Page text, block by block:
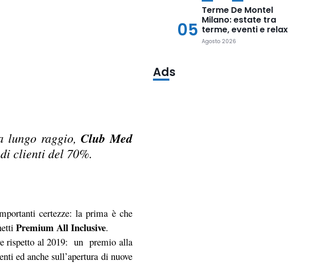
lungo raggio,Club Med
clienti del 70%.
certezze: la prima è che
Premium All Inclusive.
rispetto al 2019: un premio alla
ed anche sull’apertura di nuove
05
Terme De Montel
Milano: estate tra
terme, eventi e relax
Agosto 2026
Ads